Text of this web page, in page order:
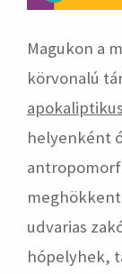
Magukon a
körvonalú
helyenként
udvarias
hópelyhek,